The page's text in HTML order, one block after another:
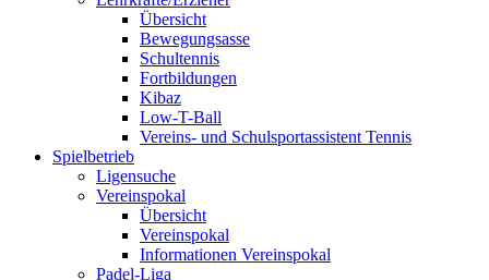
Übersicht
Bewegungsasse
Schultennis
Fortbildungen
Kibaz
Low-T-Ball
Vereins- und Schulsportassistent Tennis
Spielbetrieb
Ligensuche
Vereinspokal
Übersicht
Vereinspokal
Informationen Vereinspokal
Padel-Liga